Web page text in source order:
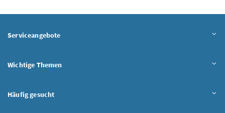
Serviceangebote
Wichtige Themen
Häufig gesucht